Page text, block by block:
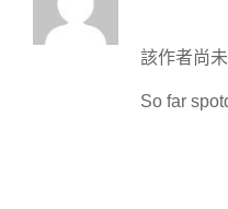
該作者尚
So far